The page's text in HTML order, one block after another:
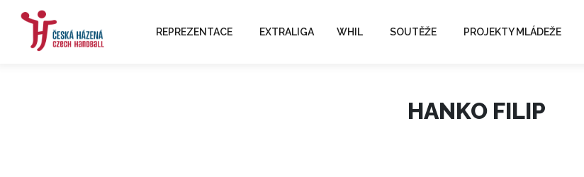
REPREZENTACE EXTRALIGA WHIL SOUTĚŽE PROJEKTY MLÁDEŽE
HANKO FILIP